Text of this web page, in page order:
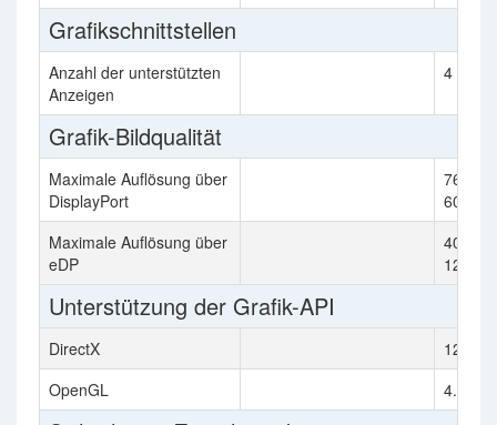
Grafikschnittstellen
Anzahl der unterstützten
Anzeigen
4
Grafik-Bildqualität
Maximale Auflösung über
DisplayPort
7680 x
60Hz
Maximale Auflösung über
eDP
4096 x
120Hz
Unterstützung der Grafik-API
DirectX
12.1
OpenGL
4.6